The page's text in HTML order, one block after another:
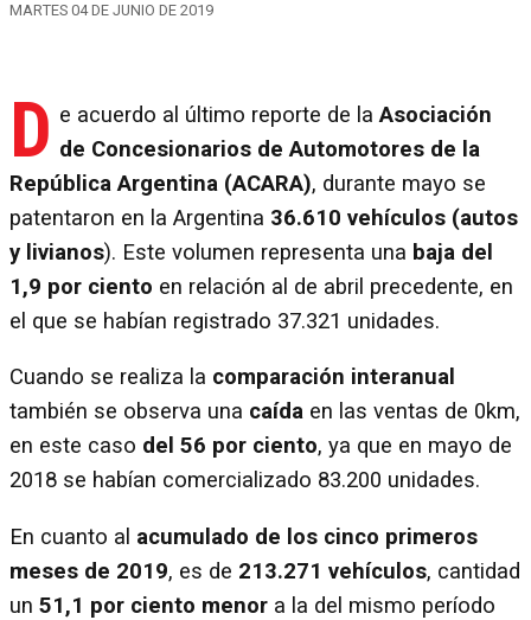
MARTES 04 DE JUNIO DE 2019
D e acuerdo al último reporte de laAsociación
de Concesionarios de Automotores de la
República Argentina (ACARA), durante mayo se
patentaron en la Argentina 36.610 vehículos (autos
y livianos). Este volumen representa una baja del
1,9 por ciento en relación al de abril precedente, en
el que se habían registrado 37.321 unidades.
Cuando se realiza la comparación interanual
también se observa una caída en las ventas de 0km,
en este caso del 56 por ciento, ya que en mayo de
2018 se habían comercializado 83.200 unidades.
En cuanto al acumulado de los cinco primeros
meses de 2019, es de 213.271 vehículos, cantidad
un 51,1 por ciento menor a la del mismo período